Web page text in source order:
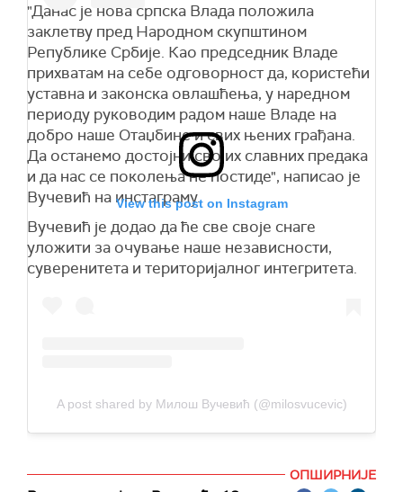
"Данас је нова српска Влада положила
заклетву пред Народном скупштином
Републике Србије. Као председник Владе
прихватам на себе одговорност да, користећи
уставна и законска овлашћења, у наредном
периоду руководим радом наше Владе на
добро наше Отаџбине и свих њених грађана.
Да останемо достојни својих славних предака
и да нас се поколења не постиде", написао је
Вучевић на инстаграму.
Вучевић је додао да ће све своје снаге
уложити за очување наше независности,
суверенитета и територијалног интегритета.
View this post on Instagram
A post shared by Милош Вучевић (@milosvucevic)
ОПШИРНИЈЕ